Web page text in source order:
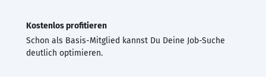
Kostenlos profitieren
Schon als Basis-Mitglied kannst Du Deine Job-Suche
deutlich optimieren.